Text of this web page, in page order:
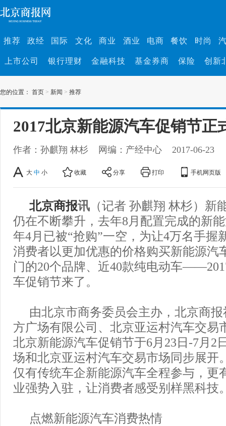
推荐 政经 国际 文化 商业 酒业 电商 餐饮 时尚
上市公司 银行理财 金融科技 基金券商 保险 创新
您的位置： 首页 > 新闻 > 推荐
2017北京新能源汽车促销节正
作者：孙麒翔 林杉 网编：产经中心 2017-06-23
大 中 小 收藏 分享 打印 手机网页版
北京商报讯 （记者 孙麒翔 林杉）新
仍在不断攀升，去年8月配置完成的新
年4月已被“抢购”一空，为让4万名手握
消费者以更加优惠的价格购买新能源汽
门的20个品牌、近40款纯电动车
车促销节来了。
由北京市商务委员会主办，北京商
方广场有限公司、北京亚运村汽车交易
北京新能源汽车促销节于6月23日-7月2
场和北京亚运村汽车交易市场同步展开
仅有传统车企新能源汽车全程参与，更
业强势入驻，让消费者感受别样黑科技
点燃新能源汽车消费热情